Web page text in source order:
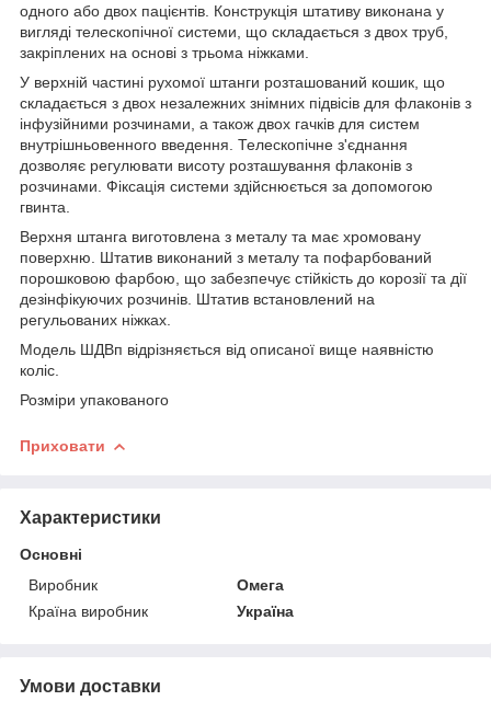
одного або двох пацієнтів. Конструкція штативу виконана у
вигляді телескопічної системи, що складається з двох труб,
закріплених на основі з трьома ніжками.
У верхній частині рухомої штанги розташований кошик, що
складається з двох незалежних знімних підвісів для флаконів з
інфузійними розчинами, а також двох гачків для систем
внутрішньовенного введення. Телескопічне з'єднання
дозволяє регулювати висоту розташування флаконів з
розчинами. Фіксація системи здійснюється за допомогою
гвинта.
Верхня штанга виготовлена з металу та має хромовану
поверхню. Штатив виконаний з металу та пофарбований
порошковою фарбою, що забезпечує стійкість до корозії та дії
дезінфікуючих розчинів. Штатив встановлений на
регульованих ніжках.
Модель ШДВп відрізняється від описаної вище наявністю
коліс.
Розміри упакованого
Приховати
Характеристики
Основні
Виробник
Омега
Країна виробник
Україна
Умови доставки